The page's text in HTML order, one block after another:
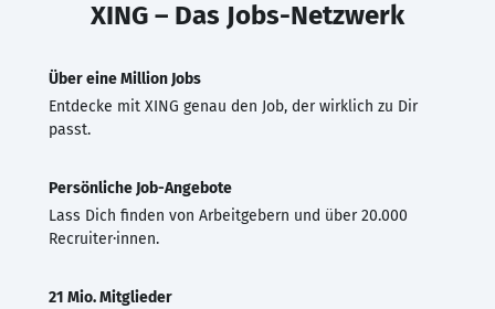
XING – Das Jobs-Netzwerk
Über eine Million Jobs
Entdecke mit XING genau den Job, der wirklich zu Dir
passt.
Persönliche Job-Angebote
Lass Dich finden von Arbeitgebern und über 20.000
Recruiter·innen.
21 Mio. Mitglieder